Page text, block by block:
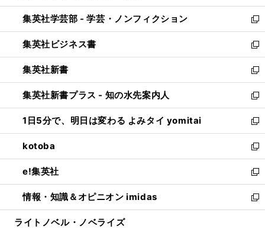
開
く
ウ
で
開
く
ン
ド
ウ
で
開
く
ウ
ィ
ン
ド
ウ
で
開
く
集英社学芸部 - 学芸・ノンフィクション
新
し
い
ウ
ィ
ン
ド
ウ
で
開
く
集英社ビジネス書
新
し
い
ウ
ィ
ン
ド
ウ
で
開
く
集英社新書
新
し
い
ウ
ィ
ン
ド
ウ
で
開
く
集英社新書プラス - 知の水先案内人
新
し
い
ウ
ィ
ン
ド
ウ
で
開
1日5分で、明日は変わる よみタイ yomitai
新
し
い
ウ
ィ
ン
ド
ウ
kotoba
新
し
い
ウ
ィ
ン
e!集英社
新
し
い
ウ
情報・知識＆オピニオン imidas
新
し
ライトノベル・ノベライズ